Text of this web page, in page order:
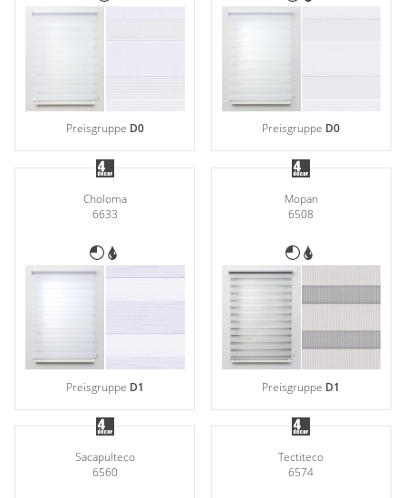
Preisgruppe D0 Preisgruppe D0
Choloma
6633
Preisgruppe D1
Mopan
6508
Preisgruppe D1
Sacapulteco
6560
Tectiteco
6574